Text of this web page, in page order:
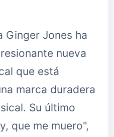
Ginger Jones ha
nueva
que está
marca duradera
Su último
que me muero",